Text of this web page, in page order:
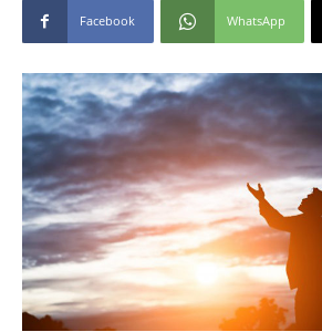
Facebook WhatsApp